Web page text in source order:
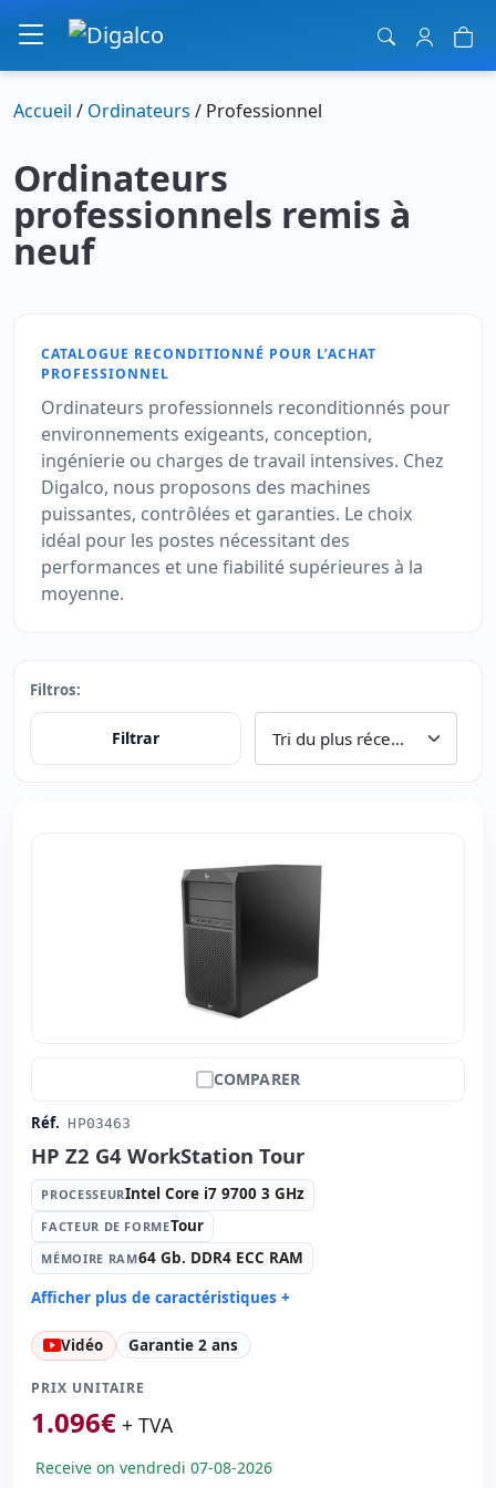
Navigation principale
Accueil / Ordinateurs / Professionnel
Ordinateurs
professionnels remis à
neuf
CATALOGUE RECONDITIONNÉ POUR L’ACHAT
PROFESSIONNEL
Ordinateurs professionnels reconditionnés pour
environnements exigeants, conception,
ingénierie ou charges de travail intensives. Chez
Digalco, nous proposons des machines
puissantes, contrôlées et garanties. Le choix
idéal pour les postes nécessitant des
performances et une fiabilité supérieures à la
moyenne.
Filtros:
Filtrar
COMPARER
Réf. HP03463
HP Z2 G4 WorkStation Tour
PROCESSEURIntel Core i7 9700 3 GHz
FACTEUR DE FORMETour
MÉMOIRE RAM64 Gb. DDR4 ECC RAM
Afficher plus de caractéristiques +
Processeur: Intel Core i7 9700 3 GHz.
Facteur de forme: Tour
Mémoire RAM:
Disque dur:
1.00 Tb. SSD M2
Son: Nvidia High Definition Audio
Vidéo Garantie 2 ans
PRIX UNITAIRE
1.096€ + TVA
Receive on vendredi 07-08-2026